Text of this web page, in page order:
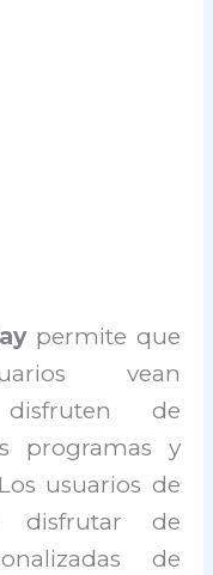
permite que
vean
de
programas y
usuarios de
disfrutar de
de